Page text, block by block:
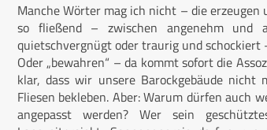
Manche Wörter mag ich nicht – die erzeugen
so fließend – zwischen angenehm und
quietschvergnügt oder traurig und schockiert
Oder „bewahren“ – da kommt sofort die
klar, dass wir unsere Barockgebäude
Fliesen bekleben. Aber: Warum dürfen auch
angepasst werden? Wer sein